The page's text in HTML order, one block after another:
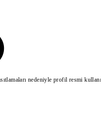
nedeniyle profil resmi